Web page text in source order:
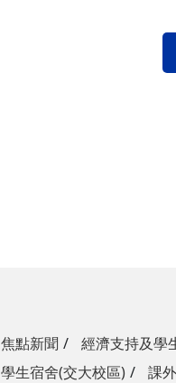
焦點新聞 經濟支持及學
學生宿舍(交大校區)
課